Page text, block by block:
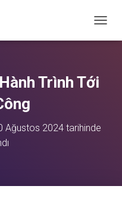
E
K
Trình Tới
Ağustos 2024tarihinde